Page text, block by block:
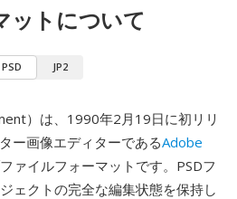
ットについて
PSD JP2
）は、1990年2月19日に初リリ
ー画像エディターであるAdobe
ァイルフォーマットです。PSDフ
ェクトの完全な編集状態を保持し